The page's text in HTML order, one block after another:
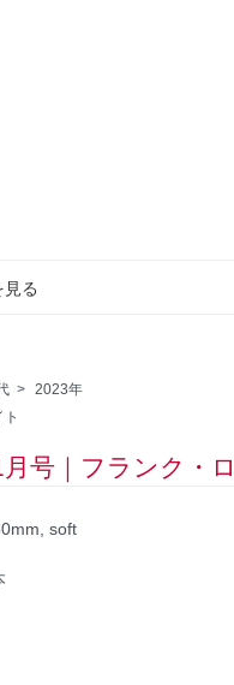
見る
> 2023年
号｜フランク・
soft